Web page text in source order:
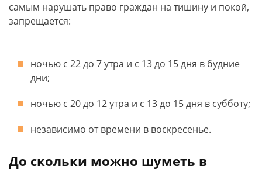
самым нарушать право граждан на тишину и покой,
запрещается:
ночью с 22 до 7 утра и с 13 до 15 дня в будние
дни;
ночью с 20 до 12 утра и с 13 до 15 дня в субботу;
независимо от времени в воскресенье.
До скольки можно шуметь в